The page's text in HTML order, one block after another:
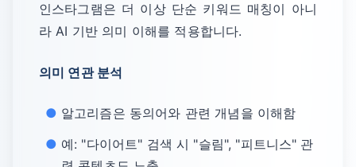
인스타그램은 더 이상 단순 키워드 매칭이 아니
라 AI 기반 의미 이해를 적용합니다.
의미 연관 분석
알고리즘은 동의어와 관련 개념을 이해함
예: "다이어트" 검색 시 "슬림", "피트니스" 관